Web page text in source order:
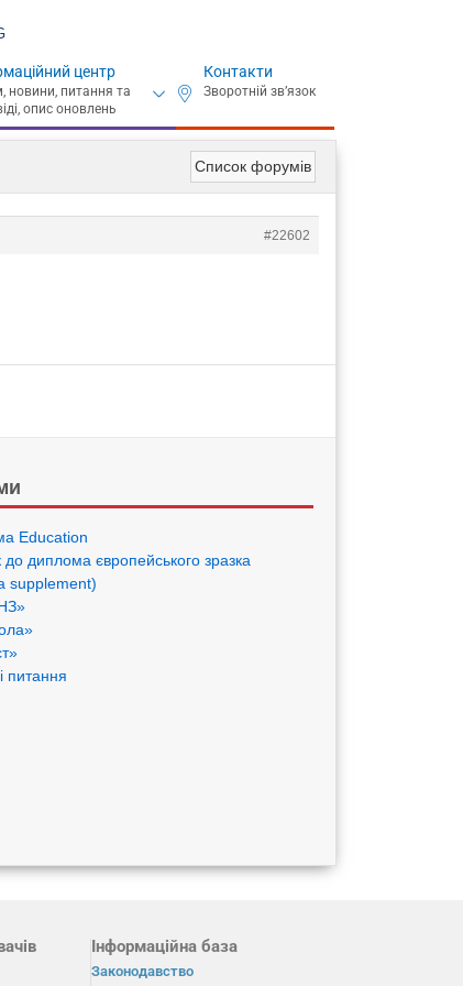
центр Контакти
Список форумів
#22602
Eduсation
до диплома європейського зразка
supplement)
питання
Інформаційна база
Законодавство